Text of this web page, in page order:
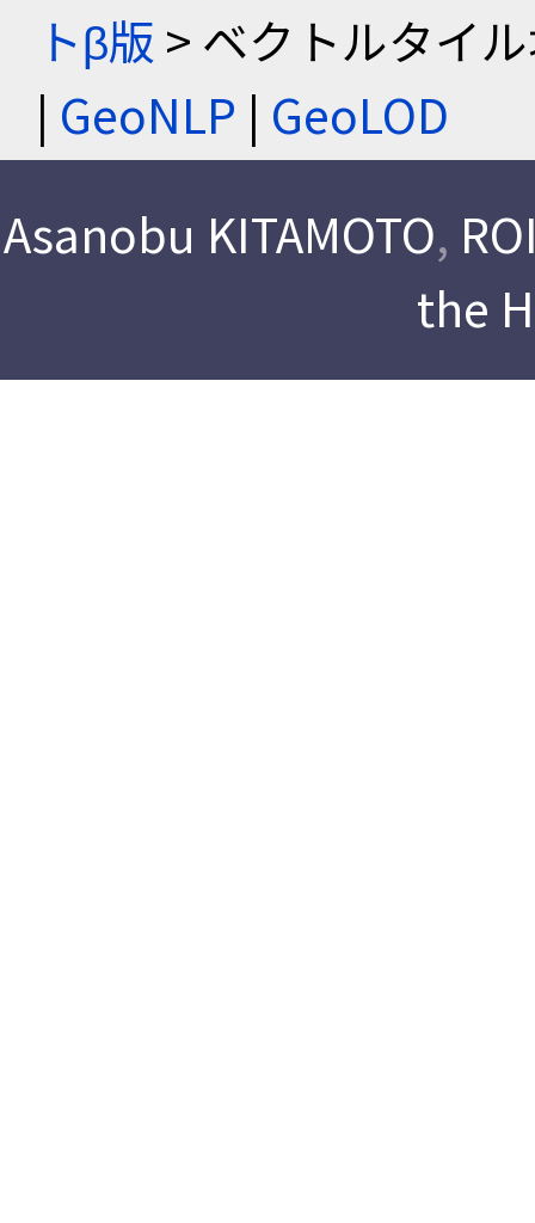
トβ版 > ベクトルタイ
| GeoNLP | GeoLOD
Asanobu KITAMOTO,
the